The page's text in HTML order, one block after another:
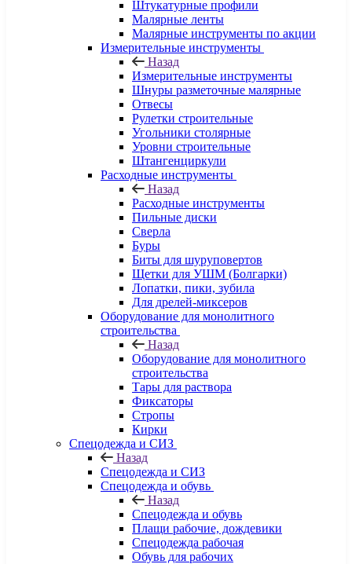
Штукатурные профили
Малярные ленты
Малярные инструменты по акции
Измерительные инструменты
Назад
Измерительные инструменты
Шнуры разметочные малярные
Отвесы
Рулетки строительные
Угольники столярные
Уровни строительные
Штангенциркули
Расходные инструменты
Назад
Расходные инструменты
Пильные диски
Сверла
Буры
Биты для шуруповертов
Щетки для УШМ (Болгарки)
Лопатки, пики, зубила
Для дрелей-миксеров
Оборудование для монолитного
строительства
Назад
Оборудование для монолитного
строительства
Тары для раствора
Фиксаторы
Стропы
Кирки
Спецодежда и СИЗ
Назад
Спецодежда и СИЗ
Спецодежда и обувь
Назад
Спецодежда и обувь
Плащи рабочие, дождевики
Спецодежда рабочая
Обувь для рабочих